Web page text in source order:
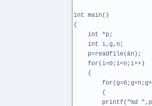
int main()
{
int *p;
int i,g,n;
p=readfile(&n);
for(i=0;i<n;i++)
{
{
printf("%d